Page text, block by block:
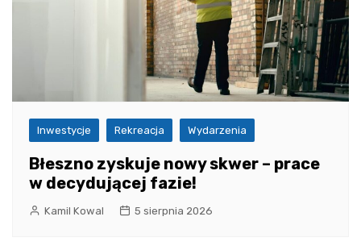
Inwestycje Rekreacja Wydarzenia
Błeszno zyskuje nowy skwer – prace
w decydującej fazie!
Kamil Kowal 5 sierpnia 2026